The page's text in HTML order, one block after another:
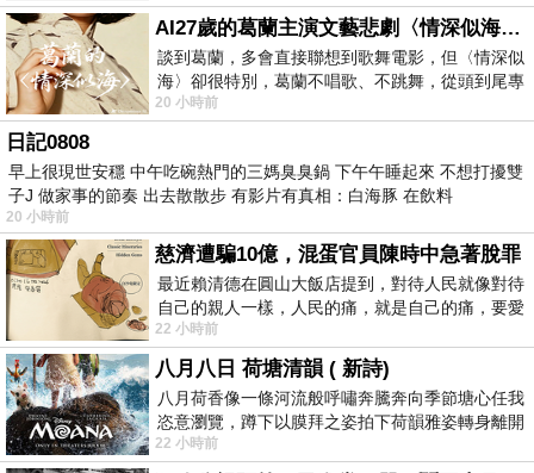
AI27歲的葛蘭主演文藝悲劇〈情深似海〉 #戀上老電影 #葛蘭 #粟子
談到葛蘭，多會直接聯想到歌舞電影，但〈情深似
海〉卻很特別，葛蘭不唱歌、不跳舞，從頭到尾專
心演戲。拍攝期間，經常工作超過12個鐘
20 小時前
日記0808
早上很現世安穩 中午吃碗熱門的三媽臭臭鍋 下午午睡起來 不想打擾雙
子J 做家事的節奏 出去散散步 有影片有真相：白海豚 在飲料
20 小時前
慈濟遭騙10億，混蛋官員陳時中急著脫罪
最近賴清德在圓山大飯店提到，對待人民就像對待
自己的親人一樣，人民的痛，就是自己的痛，要愛
民如親，說的這麼好聽，實際上根本沒做
22 小時前
八月八日 荷塘清韻 ( 新詩)
八月荷香像一條河流般呼嘯奔騰奔向季節塘心任我
恣意瀏覽，蹲下以膜拜之姿拍下荷韻雅姿轉身離開
時我把美麗的遐想掛在亭亭葉柄上盼望
22 小時前